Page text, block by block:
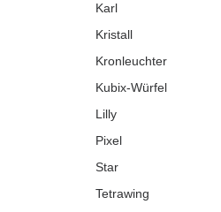
Karl
Kristall
Kronleuchter
Kubix-Würfel
Lilly
Pixel
Star
Tetrawing